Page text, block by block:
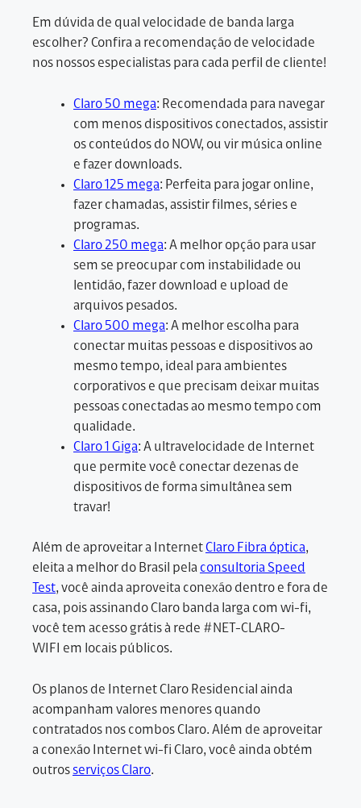
Em dúvida de qual velocidade de banda larga
escolher? Confira a recomendação de velocidade
nos nossos especialistas para cada perfil de cliente!
Claro 50 mega: Recomendada para navegar
com menos dispositivos conectados, assistir
os conteúdos do NOW, ou vir música online
e fazer downloads.
Claro 125 mega: Perfeita para jogar online,
fazer chamadas, assistir filmes, séries e
programas.
Claro 250 mega: A melhor opção para usar
sem se preocupar com instabilidade ou
lentidão, fazer download e upload de
arquivos pesados.
Claro 500 mega: A melhor escolha para
conectar muitas pessoas e dispositivos ao
mesmo tempo, ideal para ambientes
corporativos e que precisam deixar muitas
pessoas conectadas ao mesmo tempo com
qualidade.
Claro 1 Giga: A ultravelocidade de Internet
que permite você conectar dezenas de
dispositivos de forma simultânea sem
travar!
Além de aproveitar a InternetClaro Fibra óptica,
eleita a melhor do Brasil pela consultoria Speed
Test, você ainda aproveita conexão dentro e fora de
casa, pois assinando Claro banda larga com wi-fi,
você tem acesso grátis à rede #NET-CLARO-
WIFI em locais públicos.
Os planos de Internet Claro Residencial ainda
acompanham valores menores quando
contratados nos combos Claro. Além de aproveitar
a conexão Internet wi-fi Claro, você ainda obtém
outrosserviços Claro.